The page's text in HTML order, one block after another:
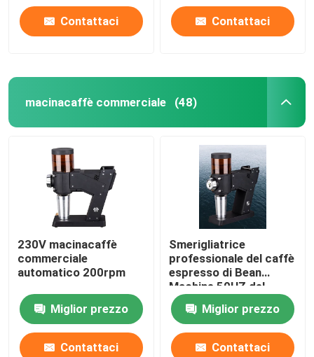
Contattaci Contattaci
macinacaffè commerciale (48)
230V macinacaffè
commerciale
automatico 200rpm
Miglior prezzo
Contattaci
Smerigliatrice
professionale del caffè
espresso di Bean
Machine 50HZ del
caffè espresso
dell'OEMMiglior prezzo
Contattaci